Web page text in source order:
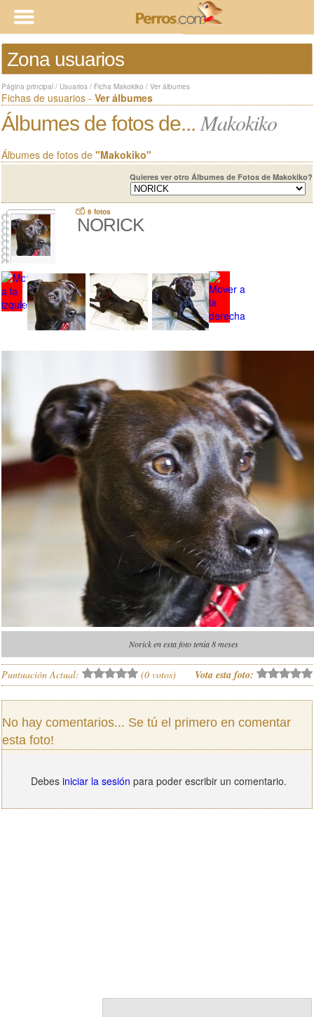
Zona usuarios
Página principal / Usuarios / Ficha Makokiko / Ver álbumes
Fichas de usuarios - Ver álbumes
Álbumes de fotos de... Makokiko
Álbumes de fotos de "Makokiko"
Quieres ver otro Álbumes de Fotos de Makokiko?
6 fotos
NORICK
Norick en esta foto tenía 8 meses
Puntuación Actual: (0 votos) Vota esta foto:
No hay comentarios... Se tú el primero en comentar
esta foto!
Debes iniciar la sesión para poder escribir un comentario.